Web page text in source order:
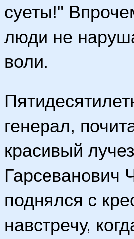
суеты!"
люди не
воли.
генерал,
красивый
Гарсеванович
поднялся с
навстречу,